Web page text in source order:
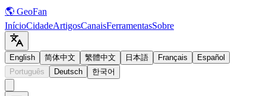
🌎 GeoFan
InícioCidadeArtigosCanaisFerramentasSobre
English 简体中文 繁體中文 日本語 Français
Español
Português
Deutsch 한국어